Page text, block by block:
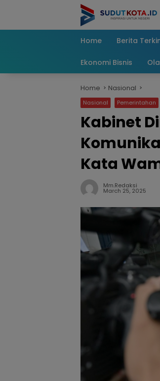
Home
Berita
Ekonomi Bisnis
Home Nasional
Nasional Pemerintahan
Kabinet
Kata
Mm.redaksi
March 25, 2025